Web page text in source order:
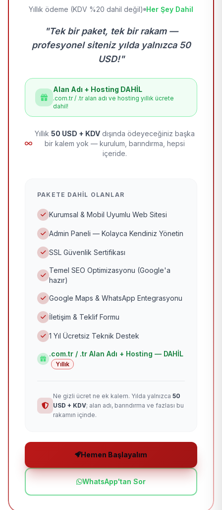
Yıllık ödeme (KDV %20 dahil değil) Her Şey Dahil
"Tek bir paket, tek bir rakam —
profesyonel siteniz yılda yalnızca 50
USD!"
Alan Adı + Hosting DAHİL
.com.tr / .tr alan adı ve hosting yıllık ücrete
dahil!
Yıllık 50 USD + KDV dışında ödeyeceğiniz başka
bir kalem yok — kurulum, barındırma, hepsi
içeride.
PAKETE DAHIL OLANLAR
Kurumsal & Mobil Uyumlu Web Sitesi
Admin Paneli — Kolayca Kendiniz Yönetin
SSL Güvenlik Sertifikası
Temel SEO Optimizasyonu (Google'a
hazır)
Google Maps & WhatsApp Entegrasyonu
İletişim & Teklif Formu
1 Yıl Ücretsiz Teknik Destek
.com.tr / .tr Alan Adı + Hosting — DAHİL
Yıllık
Ne gizli ücret ne ek kalem. Yılda yalnızca 50
USD + KDV; alan adı, barındırma ve fazlası bu
rakamın içinde.
Hemen Başlayalım
WhatsApp'tan Sor